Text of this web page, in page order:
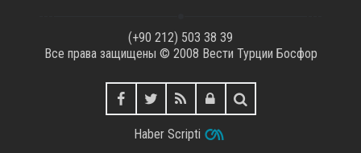
(+90 212) 503 38 39
Все права защищены © 2008 Вести Турции Босфор
Haber Scripti